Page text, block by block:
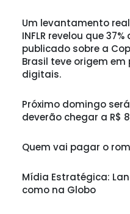
Um levantamento
INFLR revelou que
publicado sobre a
Brasil teve origem
digitais.
Próximo domingo
deverão chegar a R$
Quem vai pagar o
Mídia Estratégica:
como na Globo